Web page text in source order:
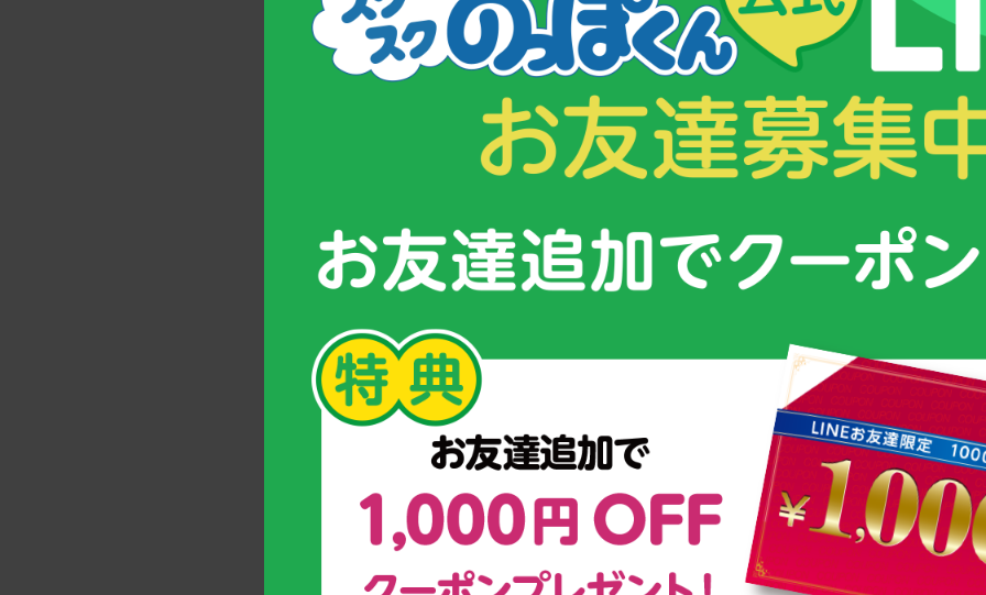
食の安全&栄養に
ついてのママ座談
会レポート
一つ星フレンチシ
ェフに聞く、カル
シウムグミの魅力
スクスクのっぽく
んは「早寝早起き
朝ごはん」を推進
ご愛用いただくために
ママだってカルシ
ウム不足！親子で
カルシウム生活を
カルシウムグミを皆さまに提供している「スクスクのっぽくん」は
テニス大会の企画運営を行うファイブフォー株式会社と協力し、「
を定期的に開催しております。
テニスは、技術、体力、精神力、戦術力など、さまざまな力を競い
はもちろん、ストローク、ボレー、スマッシュなど、多くの面にお
有利に働くことが多い競技でもあります。
スクスクのっぽくんは、テニスに取り組む子供たちの体の成長を応